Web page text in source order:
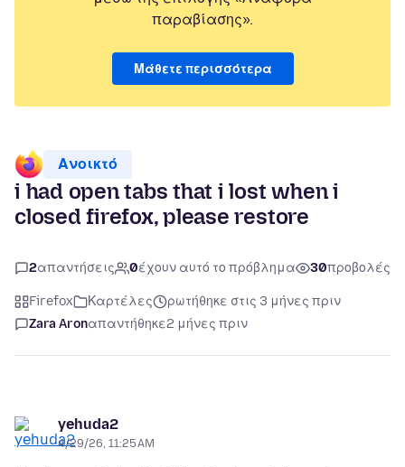
παραβίασης».
Μάθετε περισσότερα
Ανοικτό
i had open tabs that i lost when i
closed firefox, please restore
2απαντήσεις 0έχουν αυτό το πρόβλημα 30προβολές
Firefox Καρτέλες
ρωτήθηκε στις 3 μήνες πριν
Zara Aronαπαντήθηκε2 μήνες πριν
yehuda2
4/29/26, 11:25 AM